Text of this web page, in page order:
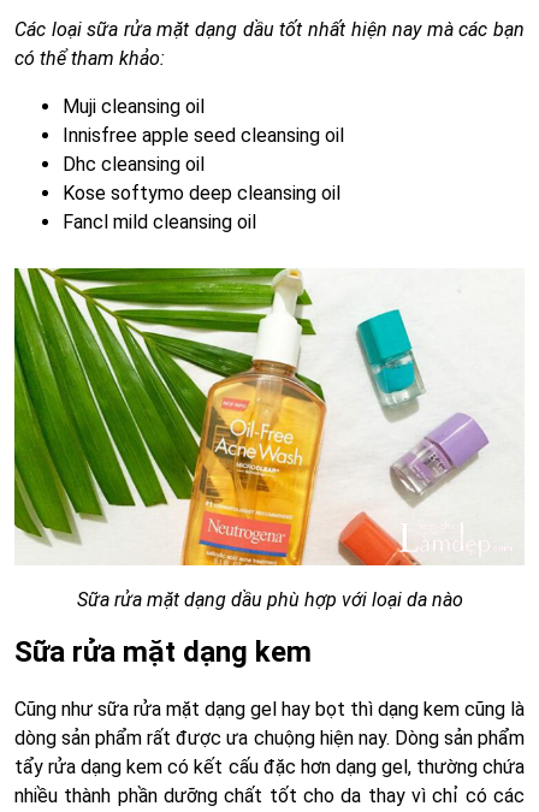
Các loại sữa rửa mặt dạng dầu tốt nhất hiện nay mà các bạn
có thể tham khảo:
Muji cleansing oil
Innisfree apple seed cleansing oil
Dhc cleansing oil
Kose softymo deep cleansing oil
Fancl mild cleansing oil
Sữa rửa mặt dạng dầu phù hợp với loại da nào
Sữa rửa mặt dạng kem
Cũng như sữa rửa mặt dạng gel hay bọt thì dạng kem cũng là
dòng sản phẩm rất được ưa chuộng hiện nay. Dòng sản phẩm
tẩy rửa dạng kem có kết cấu đặc hơn dạng gel, thường chứa
nhiều thành phần dưỡng chất tốt cho da thay vì chỉ có các